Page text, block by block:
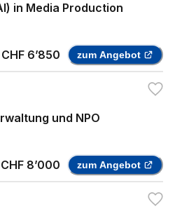
in Media Production
CHF 6’850 zum Angebot
und NPO
CHF 8’000 zum Angebot